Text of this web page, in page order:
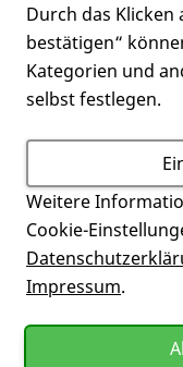
Muss ich vor
Nach dem
dürfen
darf der
Ergebnisse von
genetischen
verwenden.
Durch das
bestätigen“
Kategorien und
selbst festlegen.
Weitere
Cookie-
Impressum.